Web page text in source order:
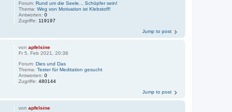
Forum:Rund um die Seele... Schöpfer sein!
Thema:Weg von Motivation ist Klebstoff!
Antworten:0
Zugriffe: 119197
Jump to post
vonapfelsine
Fr 5. Feb 2021, 20:38
Forum:Dies und Das
Thema:Tester für Meditation gesucht
Antworten:0
Zugriffe:480144
Jump to post
vonapfelsine